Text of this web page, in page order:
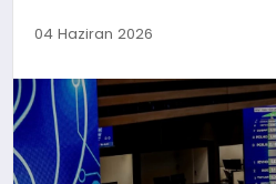
SPOR
TEKNOLOJI
MAGAZIN
04 Haziran 2026